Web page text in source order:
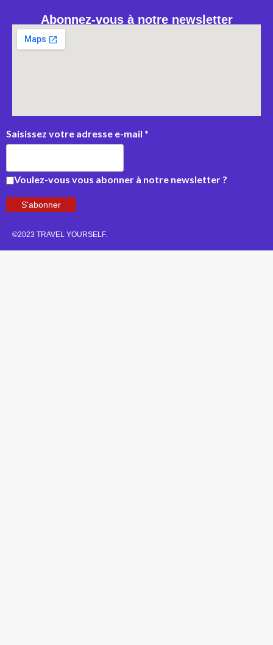
Abonnez-vous à notre newsletter
Saisissez votre adresse e-mail *
Voulez-vous vous abonner à notre newsletter ?
S'abonner
©2023 TRAVEL YOURSELF.